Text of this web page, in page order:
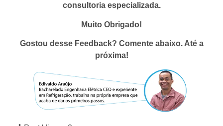
consultoria especializada.
Muito Obrigado!
Gostou desse Feedback? Comente abaixo. Até a
próxima!